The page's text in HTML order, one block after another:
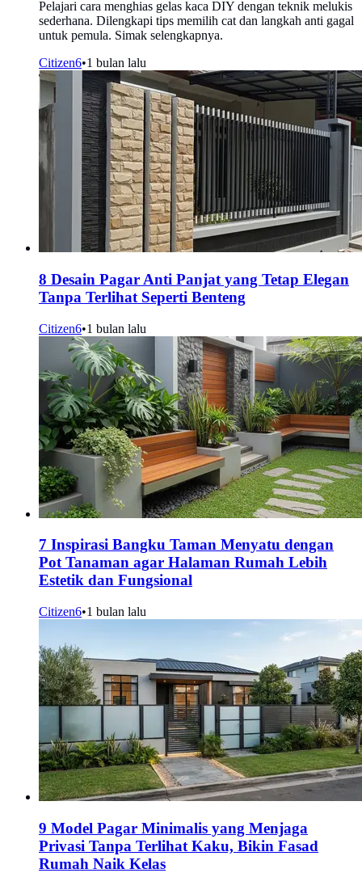
Pelajari cara menghias gelas kaca DIY dengan teknik melukis
sederhana. Dilengkapi tips memilih cat dan langkah anti gagal
untuk pemula. Simak selengkapnya.
Citizen6•1 bulan lalu
8 Desain Pagar Anti Panjat yang Tetap Elegan
Tanpa Terlihat Seperti Benteng
Citizen6•1 bulan lalu
7 Inspirasi Bangku Taman Menyatu dengan
Pot Tanaman agar Halaman Rumah Lebih
Estetik dan Fungsional
Citizen6•1 bulan lalu
9 Model Pagar Minimalis yang Menjaga
Privasi Tanpa Terlihat Kaku, Bikin Fasad
Rumah Naik Kelas